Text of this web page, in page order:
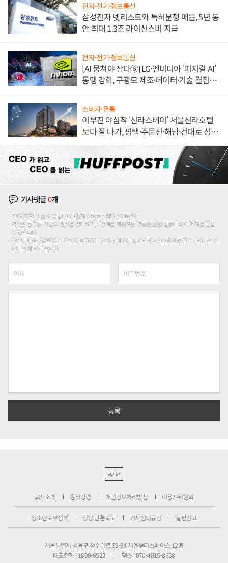
전자·전기·정보통신
삼성전자 넷리스트와 특허분쟁 매듭, 5년 동
안 최대 1.3조 라이선스비 지급
전자·전기·정보통신
[AI 뭉쳐야 산다⑧] LG·엔비디아 '피지컬 AI'
동맹 강화, 구광모 제조·데이터·기술 결집
소비자·유통
이부진 야심작 '신라스테이' 서울신라호텔
보다 잘 나가, 평택·주문진·해남·건대로 성
기사댓글0개
200자까지 쓰실 수 있습니다. (현재 0 byte / 최대 400byte)
저작권 등 다른 사람의 권리를 침해하거나 명예를 훼손하는 댓글은 관련 법률에 의해 제재를 받을
수 있습니다.
타인에게 불쾌감을 주는 욕설 등 비하하는 단어가 내용에 포함되거나 인신공격성 글은 관리자의 판
단에 의해 삭제 합니다.
PC버전
회사소개 윤리강령 개인정보처리방침 이용자위원회
청소년보호정책 정정·반론보도 기사심의규정 불편신고
서울특별시 성동구 성수일로 39-34 서울숲더스페이스 12층
대표전화 : 1800-6522
팩스 : 070-4015-8658